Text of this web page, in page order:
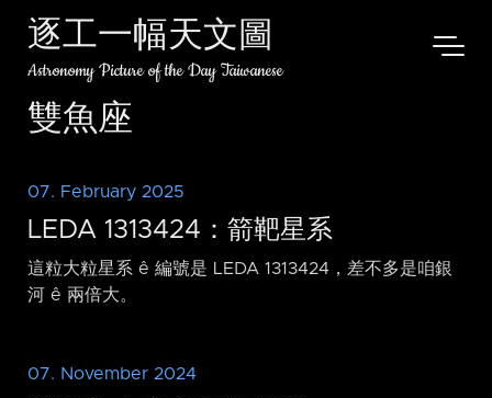
逐工一幅天文圖
Astronomy Picture of the Day Taiwanese
雙魚座
07. February 2025
LEDA 1313424：箭靶星系
這粒大粒星系 ê 編號是 LEDA 1313424，差不多是咱銀
河 ê 兩倍大。
07. November 2024